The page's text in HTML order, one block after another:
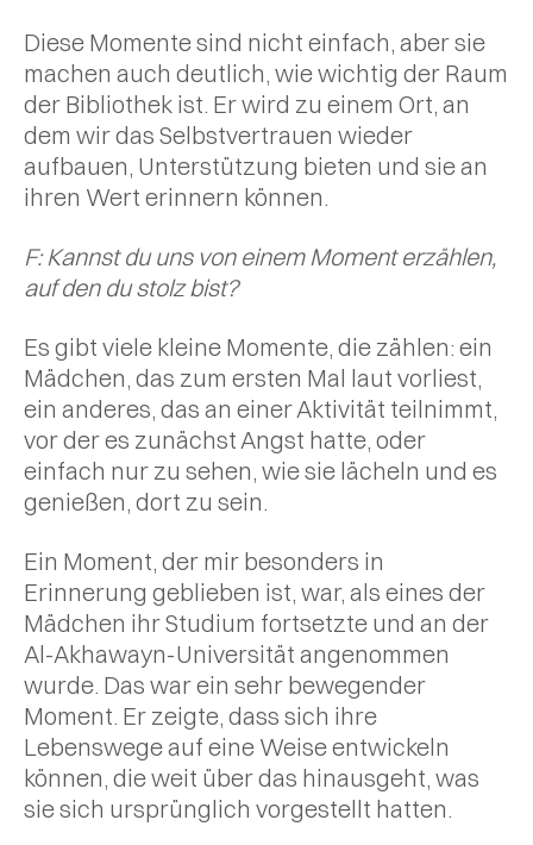
Diese Momente sind nicht einfach, aber sie
machen auch deutlich, wie wichtig der Raum
der Bibliothek ist. Er wird zu einem Ort, an
dem wir das Selbstvertrauen wieder
aufbauen, Unterstützung bieten und sie an
ihren Wert erinnern können.
F: Kannst du uns von einem Moment erzählen,
auf den du stolz bist?
Es gibt viele kleine Momente, die zählen: ein
Mädchen, das zum ersten Mal laut vorliest,
ein anderes, das an einer Aktivität teilnimmt,
vor der es zunächst Angst hatte, oder
einfach nur zu sehen, wie sie lächeln und es
genießen, dort zu sein.
Ein Moment, der mir besonders in
Erinnerung geblieben ist, war, als eines der
Mädchen ihr Studium fortsetzte und an der
Al-Akhawayn-Universität angenommen
wurde. Das war ein sehr bewegender
Moment. Er zeigte, dass sich ihre
Lebenswege auf eine Weise entwickeln
können, die weit über das hinausgeht, was
sie sich ursprünglich vorgestellt hatten.